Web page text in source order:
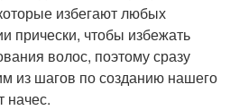
избегают любых
прически, чтобы избежать
волос, поэтому сразу
из шагов по созданию нашего
начес.